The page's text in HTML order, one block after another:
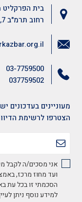
בית הפרקליט
רחוב תרמ"ב 7, ראשון לציון
03-7759500
037759502
מעוניינים בעדכונים
הצטרפו לרשימת
אני מסכים/ה לקבל
ועד מחוז מרכז,
הסכמתי זו בכל עת
למידע נוסף ניתן